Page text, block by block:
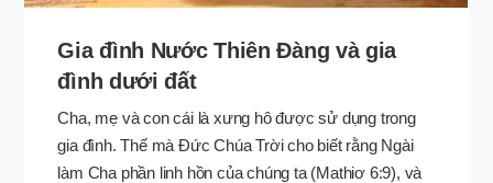
Gia đình Nước Thiên Đàng và gia
đình dưới đất
Cha, mẹ và con cái là xưng hô được sử dụng trong
gia đình. Thế mà Đức Chúa Trời cho biết rằng Ngài
làm Cha phần linh hồn của chúng ta (Mathiơ 6:9), và